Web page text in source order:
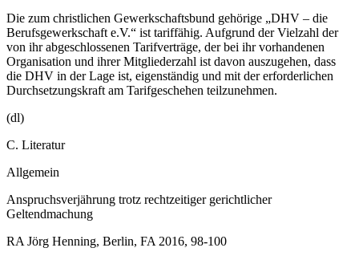
Die zum christlichen Gewerkschaftsbund gehörige „DHV – die
Berufsgewerkschaft e.V.“ ist tariffähig. Aufgrund der Vielzahl der
von ihr abgeschlossenen Tarifverträge, der bei ihr vorhandenen
Organisation und ihrer Mitgliederzahl ist davon auszugehen, dass
die DHV in der Lage ist, eigenständig und mit der erforderlichen
Durchsetzungskraft am Tarifgeschehen teilzunehmen.
(dl)
C. Literatur
Allgemein
Anspruchsverjährung trotz rechtzeitiger gerichtlicher
Geltendmachung
RA Jörg Henning, Berlin, FA 2016, 98-100